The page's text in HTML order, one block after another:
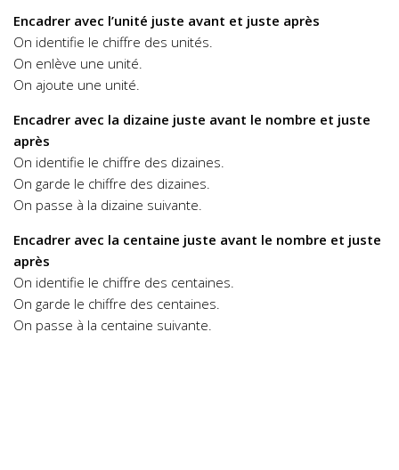
Encadrer avec l’unité juste avant et juste après
On identifie le chiffre des unités.
On enlève une unité.
On ajoute une unité.
Encadrer avec la dizaine juste avant le nombre et juste
après
On identifie le chiffre des dizaines.
On garde le chiffre des dizaines.
On passe à la dizaine suivante.
Encadrer avec la centaine juste avant le nombre et juste
après
On identifie le chiffre des centaines.
On garde le chiffre des centaines.
On passe à la centaine suivante.